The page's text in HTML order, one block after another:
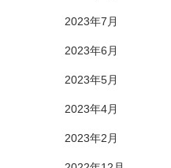
2023年7月
2023年6月
2023年5月
2023年4月
2023年2月